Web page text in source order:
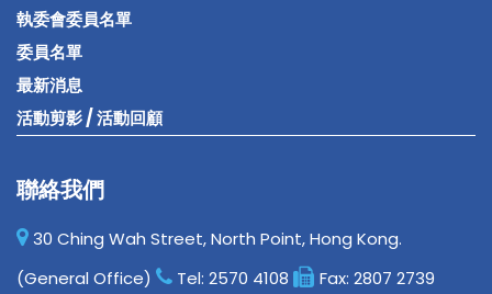
執委會委員名單
委員名單
最新消息
活動剪影 / 活動回顧
聯絡我們
30 Ching Wah Street, North Point, Hong Kong.
(General Office)
Tel: 2570 4108 Fax: 2807 2739